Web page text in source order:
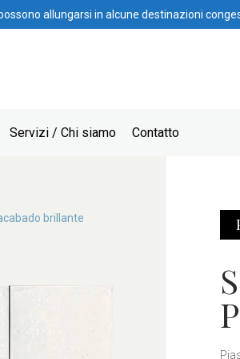
allungarsi in alcune destinazioni
Servizi / Chi siamo Contatto
brillante